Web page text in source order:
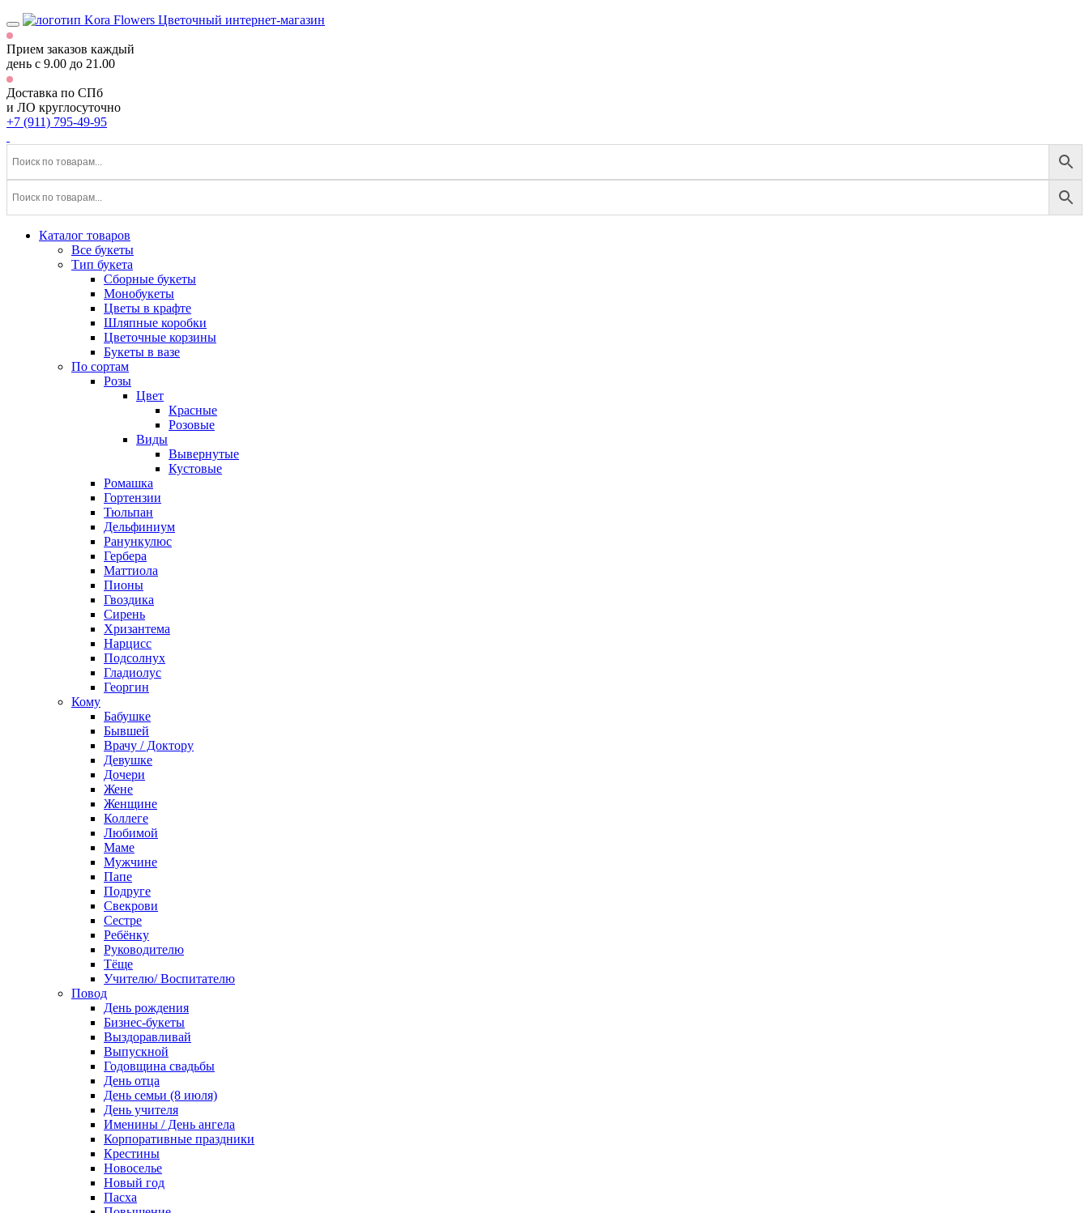
Цветочный интернет-магазин
Прием заказов каждый
день с 9.00 до 21.00
Доставка по СПб
и ЛО круглосуточно
+7 (911) 795-49-95
Каталог товаров
Все букеты
Тип букета
Сборные букеты
Монобукеты
Цветы в крафте
Шляпные коробки
Цветочные корзины
Букеты в вазе
По сортам
Розы
Цвет
Красные
Розовые
Виды
Вывернутые
Кустовые
Ромашка
Гортензии
Тюльпан
Дельфиниум
Ранункулюс
Гербера
Маттиола
Пионы
Гвоздика
Сирень
Хризантема
Нарцисс
Подсолнух
Гладиолус
Георгин
Кому
Бабушке
Бывшей
Врачу / Доктору
Девушке
Дочери
Жене
Женщине
Коллеге
Любимой
Маме
Мужчине
Папе
Подруге
Свекрови
Сестре
Ребёнку
Руководителю
Тёще
Учителю/ Воспитателю
Повод
День рождения
Бизнес-букеты
Выздоравливай
Выпускной
Годовщина свадьбы
День отца
День семьи (8 июля)
День учителя
Именины / День ангела
Корпоративные праздники
Крестины
Новоселье
Новый год
Пасха